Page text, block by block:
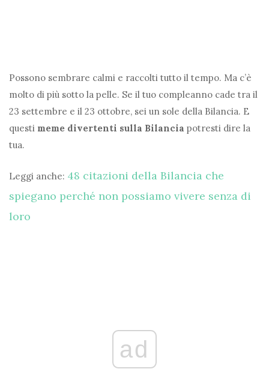
Possono sembrare calmi e raccolti tutto il tempo. Ma c’è
molto di più sotto la pelle. Se il tuo compleanno cade tra il
23 settembre e il 23 ottobre, sei un sole della Bilancia. E
questi meme divertenti sulla Bilancia potresti dire la
tua.
Leggi anche: 48 citazioni della Bilancia che
spiegano perché non possiamo vivere senza di
loro
ad